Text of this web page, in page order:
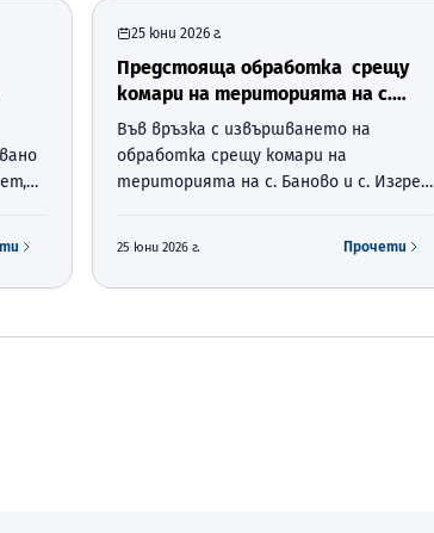
25 юни 2026 г.
Предстояща обработка срещу
комари на територията на с.
Баново и с. Изгрев, община
Суворово,
Във връзка с извършването на
обработка срещу комари на
територията на с. Баново и с. Изгрев,
02.07.2026г. във времевият интервал
между 19:30 ч. и 21:00 ч.
25 юни 2026 г. Прочети